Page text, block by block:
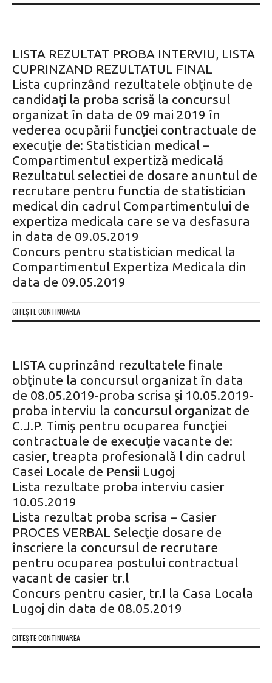
LISTA REZULTAT PROBA INTERVIU, LISTA
CUPRINZAND REZULTATUL FINAL
Lista cuprinzând rezultatele obţinute de
candidaţi la proba scrisă la concursul
organizat în data de 09 mai 2019 în
vederea ocupării funcţiei contractuale de
execuţie de: Statistician medical –
Compartimentul expertiză medicală
Rezultatul selectiei de dosare anuntul de
recrutare pentru functia de statistician
medical din cadrul Compartimentului de
expertiza medicala care se va desfasura
in data de 09.05.2019
Concurs pentru statistician medical la
Compartimentul Expertiza Medicala din
data de 09.05.2019
CITEȘTE CONTINUAREA
LISTA cuprinzând rezultatele finale
obţinute la concursul organizat în data
de 08.05.2019-proba scrisa şi 10.05.2019-
proba interviu la concursul organizat de
C.J.P. Timiş pentru ocuparea funcţiei
contractuale de execuţie vacante de:
casier, treapta profesională l din cadrul
Casei Locale de Pensii Lugoj
Lista rezultate proba interviu casier
10.05.2019
Lista rezultat proba scrisa – Casier
PROCES VERBAL Selecţie dosare de
înscriere la concursul de recrutare
pentru ocuparea postului contractual
vacant de casier tr.l
Concurs pentru casier, tr.I la Casa Locala
Lugoj din data de 08.05.2019
CITEȘTE CONTINUAREA